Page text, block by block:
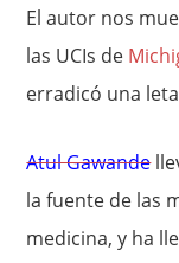
El autor nos
las UCIs de
erradicó una
Atul Gawande
la fuente de las
medicina, y ha